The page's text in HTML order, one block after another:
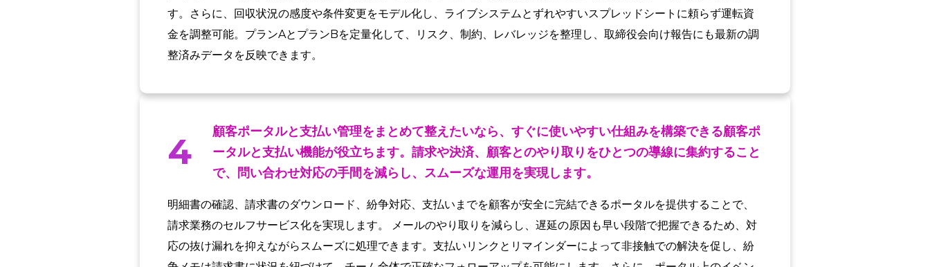
す。さらに、回収状況の感度や条件変更をモデル化し、ライブシステムとずれやすいスプレッドシートに頼らず運転資
金を調整可能。プランAとプランBを定量化して、リスク、制約、レバレッジを整理し、取締役会向け報告にも最新の調
整済みデータを反映できます。
4
顧客ポータルと支払い管理をまとめて整えたいなら、すぐに使いやすい仕組みを構築できる顧客ポ
ータルと支払い機能が役立ちます。請求や決済、顧客とのやり取りをひとつの導線に集約すること
で、問い合わせ対応の手間を減らし、スムーズな運用を実現します。
明細書の確認、請求書のダウンロード、紛争対応、支払いまでを顧客が安全に完結できるポータルを提供することで、
請求業務のセルフサービス化を実現します。 メールのやり取りを減らし、遅延の原因も早い段階で把握できるため、対
応の抜け漏れを抑えながらスムーズに処理できます。支払いリンクとリマインダーによって非接触での解決を促し、紛